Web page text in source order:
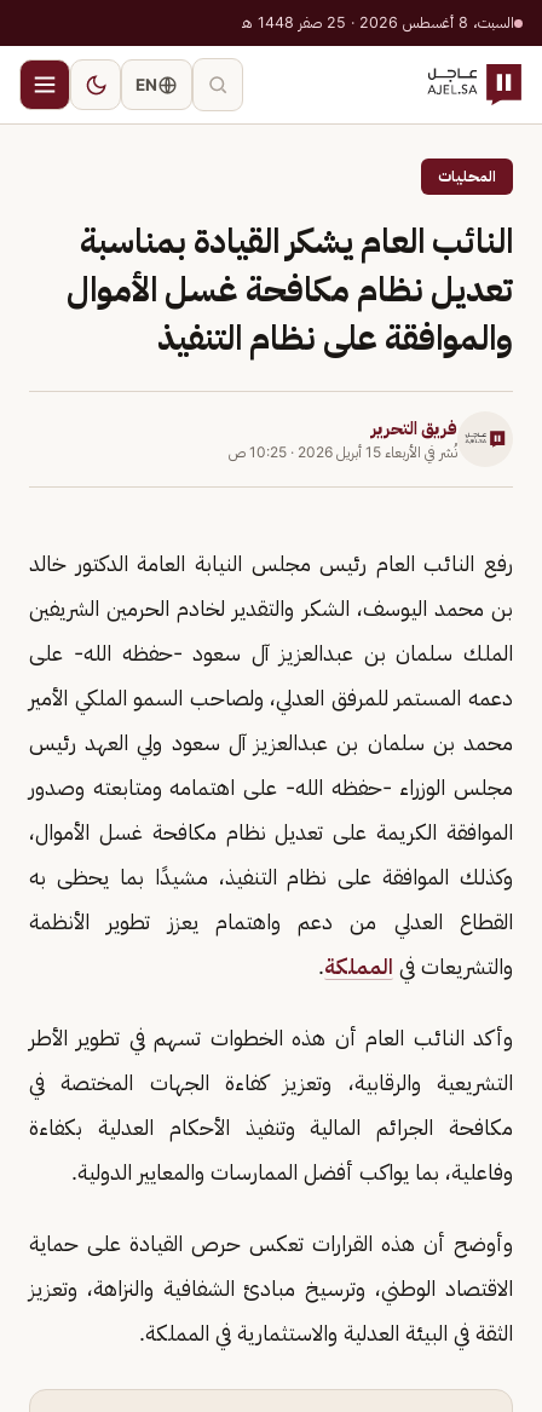
السبت، 8 أغسطس 2026 · 25 صفر 1448 هـ
EN
المحليات
النائب العام يشكر القيادة بمناسبة
تعديل نظام مكافحة غسل الأموال
والموافقة على نظام التنفيذ
فريق التحرير
نُشر في الأربعاء 15 أبريل 2026 · 10:25 ص
رفع النائب العام رئيس مجلس النيابة العامة الدكتور خالد
بن محمد اليوسف، الشكر والتقدير لخادم الحرمين الشريفين
الملك سلمان بن عبدالعزيز آل سعود -حفظه الله- على
دعمه المستمر للمرفق العدلي، ولصاحب السمو الملكي الأمير
محمد بن سلمان بن عبدالعزيز آل سعود ولي العهد رئيس
مجلس الوزراء -حفظه الله- على اهتمامه ومتابعته وصدور
الموافقة الكريمة على تعديل نظام مكافحة غسل الأموال،
وكذلك الموافقة على نظام التنفيذ، مشيدًا بما يحظى به
القطاع العدلي من دعم واهتمام يعزز تطوير الأنظمة
والتشريعات في المملكة.
وأكد النائب العام أن هذه الخطوات تسهم في تطوير الأطر
التشريعية والرقابية، وتعزيز كفاءة الجهات المختصة في
مكافحة الجرائم المالية وتنفيذ الأحكام العدلية بكفاءة
وفاعلية، بما يواكب أفضل الممارسات والمعايير الدولية.
وأوضح أن هذه القرارات تعكس حرص القيادة على حماية
الاقتصاد الوطني، وترسيخ مبادئ الشفافية والنزاهة، وتعزيز
الثقة في البيئة العدلية والاستثمارية في المملكة.